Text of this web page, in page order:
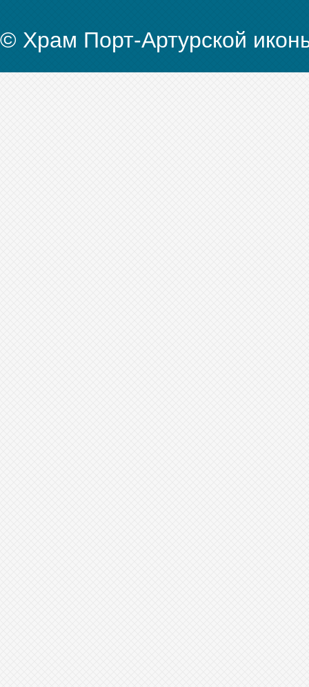
© Храм Порт-Артурской